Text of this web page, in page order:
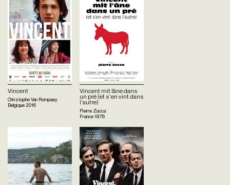
Vincent
Christophe Van Rompaey
Belgique 2016
Vincent mit l’âne dans
un pré (et s'en vint dans
l'autre)
Pierre Zucca
France1976